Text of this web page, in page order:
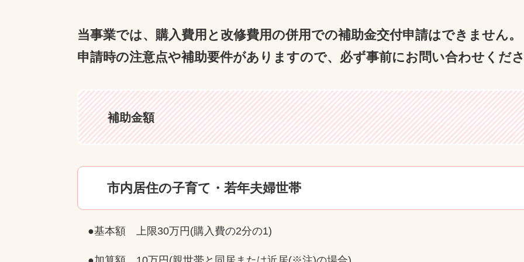
当事業では、購入費用と改修費用の併用での補助金交付申請はできません。
申請時の注意点や補助要件がありますので、必ず事前にお問い合わせくだ
補助金額
市内居住の子育て・若年夫婦世帯
●基本額 上限30万円(購入費の2分の1)